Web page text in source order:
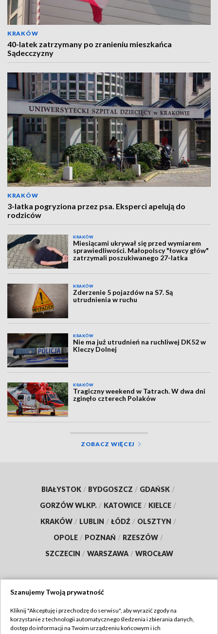
KRAKÓW
40-latek zatrzymany po zranieniu mieszkańca
Sądecczyzny
KRAKÓW
3-latka pogryziona przez psa. Eksperci apelują do
rodziców
KRAKÓW
Miesiącami ukrywał się przed wymiarem
sprawiedliwości. Małopolscy "łowcy głów"
zatrzymali poszukiwanego 27-latka
KRAKÓW
Zderzenie 5 pojazdów na S7. Są
utrudnienia w ruchu
KRAKÓW
Nie ma już utrudnień na ruchliwej DK52 w
Kleczy Dolnej
KRAKÓW
Tragiczny weekend w Tatrach. W dwa dni
zginęło czterech Polaków
ZOBACZ WIĘCEJ
BIAŁYSTOK / BYDGOSZCZ / GDAŃSK /
GORZÓW WLKP. / KATOWICE / KIELCE /
KRAKÓW / LUBLIN / ŁÓDŹ / OLSZTYN /
OPOLE / POZNAŃ / RZESZÓW /
SZCZECIN / WARSZAWA / WROCŁAW
TVP
Szanujemy Twoją prywatność
Kliknij "Akceptuję i przechodzę do serwisu", aby wyrazić zgody na
korzystanie z technologii automatycznego śledzenia i zbierania danych,
dostęp do informacji na Twoim urządzeniu końcowym i ich